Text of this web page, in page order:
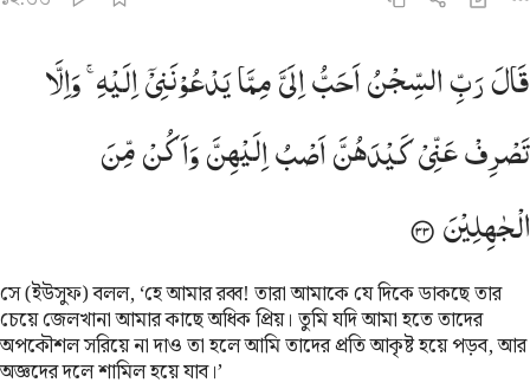
قال رب السجن احب الي مما يدعونني اليه والا تصرف عني كيدهن اصب
قَالَ رَبِّ ٱلسِّجْنُ أَحَبُّ إِلَىَّ مِمَّا يَدْعُونَنِىٓ إِلَيْهِ ۖ وَإِلَّا تَصْرِفْ
قَالَرَبِّالسِّجْنُاَحَبُّاِلَیَّمِمَّایَدْعُوْنَنِیْۤاِلَیْهِ ۚ وَاِلَّا
تَصْرِفْعَنِّیْكَیْدَهُنَّاَصْبُاِلَیْهِنَّوَاَكُنْمِّنَ
الْجٰهِلِیْنَ
সে (ইউসুফ) বলল, ‘হে আমার রব্ব! তারা আমাকে যে দিকে ডাকছে তার
চেয়ে জেলখানা আমার কাছে অধিক প্রিয়। তুমি যদি আমা হতে তাদের
অপকৌশল সরিয়ে না দাও তা হলে আমি তাদের প্রতি আকৃষ্ট হয়ে পড়ব, আর
অজ্ঞদের দলে শামিল হয়ে যাব।’